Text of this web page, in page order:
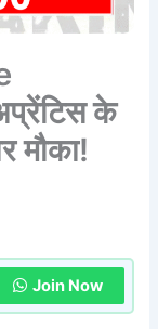
के
मौका!
Join Now